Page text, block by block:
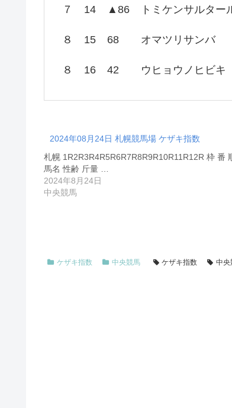
７ 14 ▲86 トミケンサルター
８ 15 68 オマツリサンバ
８ 16 42 ウヒョウノヒビキ
2024年08月24日 札幌競馬場 ケザキ指数
札幌 1R2R3R4R5R6R7R8R9R10R11R12R 枠 番
馬名 性齢 斤量 …
2024年8月24日
中央競馬
ケザキ指数 中央競馬 ケザキ指数 中央